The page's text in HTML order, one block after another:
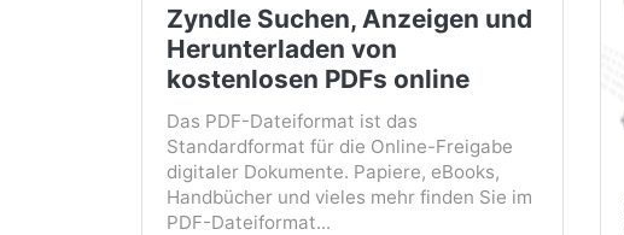
Zyndle Suchen, Anzeigen und
Herunterladen von
kostenlosen PDFs online
Das PDF-Dateiformat ist das
Standardformat für die Online-Freigabe
digitaler Dokumente. Papiere, eBooks,
Handbücher und vieles mehr finden Sie im
PDF-Dateiformat...